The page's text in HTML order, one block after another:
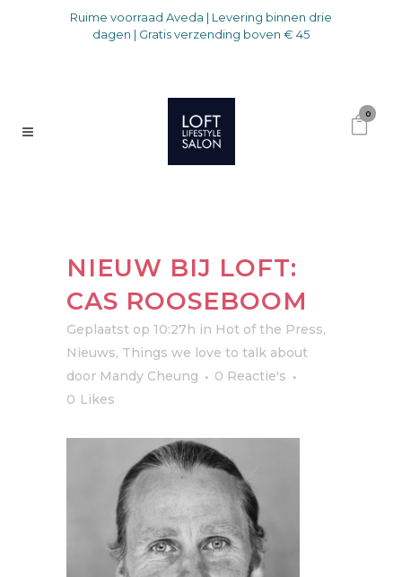
Ruime voorraad Aveda | Levering binnen drie
dagen | Gratis verzending boven € 45
0
NIEUW BIJ LOFT:
CAS ROOSEBOOM
Geplaatst op 10:27h in Hot of the Press,
Nieuws, Things we love to talk about
door Mandy Cheung
0 Reactie's
0 Likes